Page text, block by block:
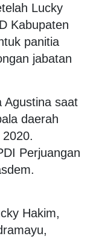
Lucky
Kabupaten
panitia
jabatan
Agustina saat
daerah
Perjuangan
Hakim,